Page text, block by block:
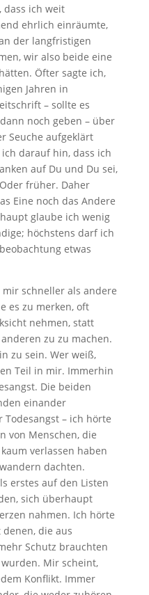
dass ich weit
ehrlich einräumte,
der langfristigen
wir also beide eine
Öfter sagte ich,
Jahren in
– sollte es
noch geben – über
Seuche aufgeklärt
darauf hin, dass ich
auf Du und Du sei,
früher. Daher
Eine noch das Andere
glaube ich wenig
höchstens darf ich
etwas
schneller als andere
es zu merken, oft
nehmen, statt
zu zu machen.
zu sein. Wer weiß,
Teil in mir. Immerhin
Die beiden
einander
– ich hörte
von Menschen, die
verlassen haben
dachten.
erstes auf den Listen
sich überhaupt
nahmen. Ich hörte
die aus
Schutz brauchten
Mir scheint,
Konflikt. Immer